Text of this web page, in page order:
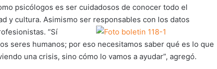
psicólogos es ser cuidadosos de conocer todo el
y cultura. Asimismo ser responsables con los datos
“Sí
seres humanos; por eso necesitamos saber qué es lo que
una crisis, sino cómo lo vamos a ayudar”, agregó.